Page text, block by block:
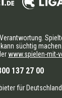
süchtig
www.spielen-mit-
137 27 00
für